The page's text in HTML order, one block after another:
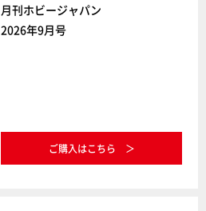
月刊ホビージャパン
2026年9月号
ご購入はこちら